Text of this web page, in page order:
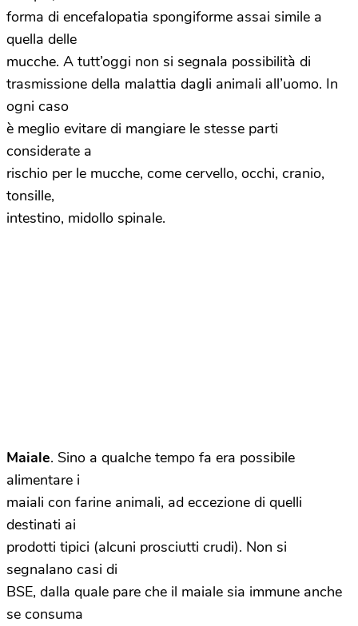
forma di encefalopatia spongiforme assai simile a
quella delle
mucche. A tutt’oggi non si segnala possibilità di
trasmissione della malattia dagli animali all’uomo. In
ogni caso
è meglio evitare di mangiare le stesse parti
considerate a
rischio per le mucche, come cervello, occhi, cranio,
tonsille,
intestino, midollo spinale.
Maiale. Sino a qualche tempo fa era possibile
alimentare i
maiali con farine animali, ad eccezione di quelli
destinati ai
prodotti tipici (alcuni prosciutti crudi). Non si
segnalano casi di
BSE, dalla quale pare che il maiale sia immune anche
se consuma